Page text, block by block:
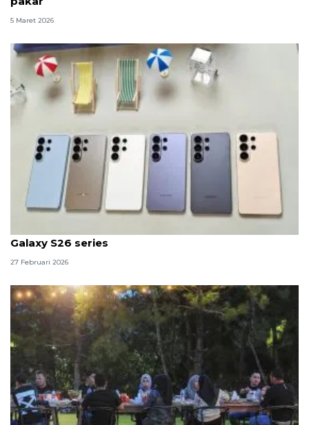
5 Maret 2026
Galaxy S26 series
27 Februari 2026